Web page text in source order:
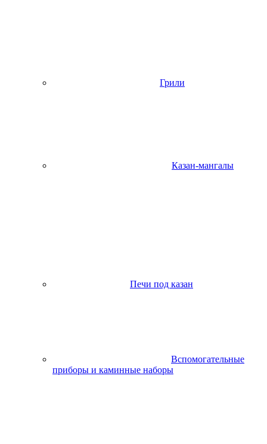
Грили
Казан-мангалы
Печи под казан
Вспомогательные
приборы и каминные наборы